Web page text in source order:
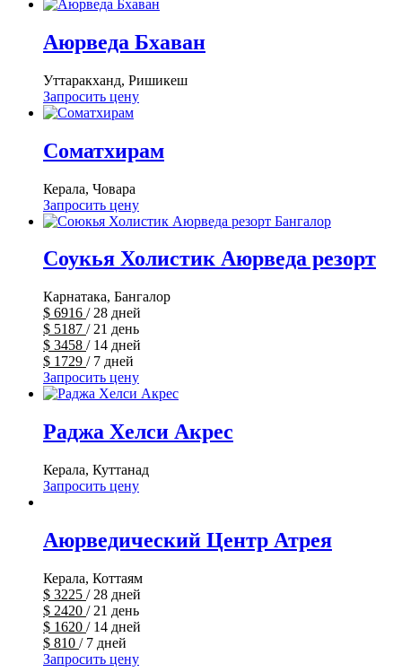
Аюрведа Бхаван
Уттаракханд, Ришикеш
Запросить цену
Соматхирам
Керала, Човара
Запросить цену
Соукья Холистик Аюрведа резорт
Карнатака, Бангалор
$ 6916 / 28 дней
$ 5187 / 21 день
$ 3458 / 14 дней
$ 1729 / 7 дней
Запросить цену
Раджа Хелси Акрес
Керала, Куттанад
Запросить цену
Аюрведический Центр Атрея
Керала, Коттаям
$ 3225 / 28 дней
$ 2420 / 21 день
$ 1620 / 14 дней
$ 810 / 7 дней
Запросить цену